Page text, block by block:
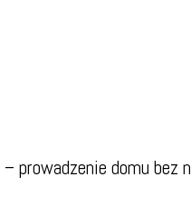
prowadzenie domu bez